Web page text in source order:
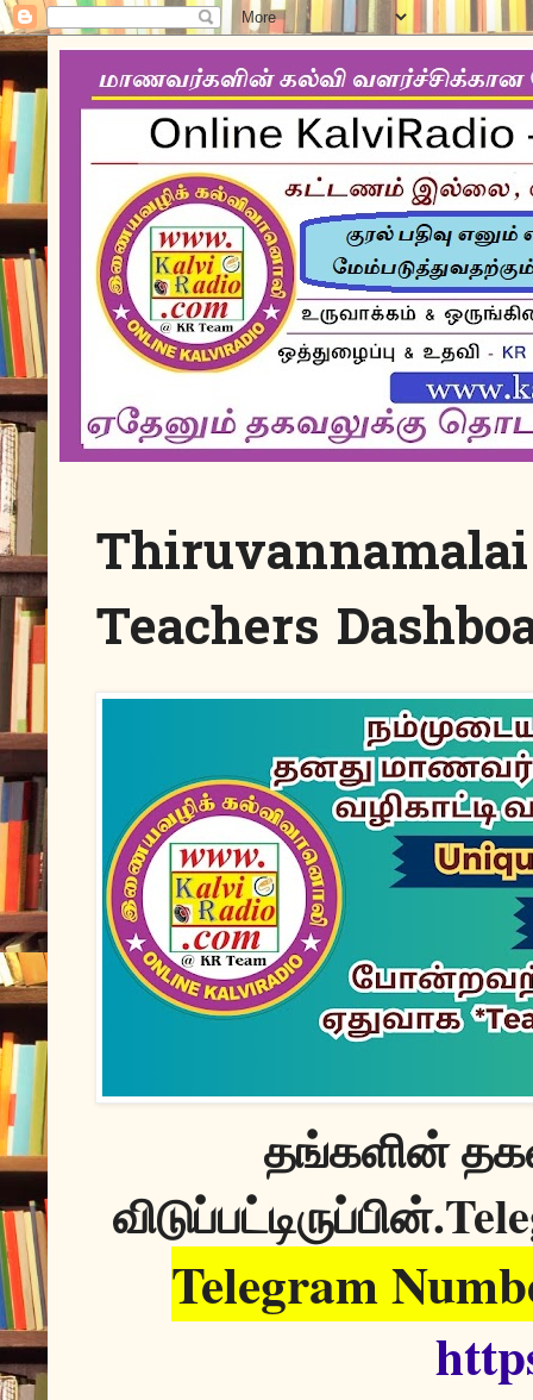
Teachers
தங்களின்
விடுப்பட்டிருப்பின்.
Telegram